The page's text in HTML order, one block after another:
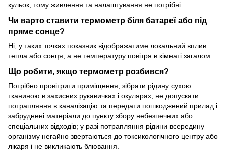
кульок, тому живлення та налаштування не потрібні.
Чи варто ставити термометр біля батареї або під
пряме сонце?
Ні, у таких точках показник відображатиме локальний вплив
тепла або сонця, а не температуру повітря в кімнаті загалом.
Що робити, якщо термометр розбився?
Потрібно провітрити приміщення, зібрати рідину сухою
тканиною в захисних рукавичках і окулярах, не допускати
потрапляння в каналізацію та передати пошкоджений прилад і
забруднені матеріали до пункту збору небезпечних або
спеціальних відходів; у разі потрапляння рідини всередину
організму негайно звертаються до токсикологічного центру або
лікаря і не викликають блювання.